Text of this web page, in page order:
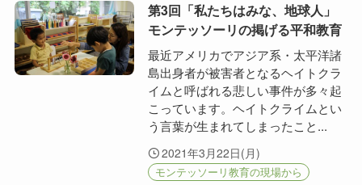
第3回「私たちはみな、地球人」
モンテッソーリの掲げる平和教育
最近アメリカでアジア系・太平洋諸
島出身者が被害者となるヘイトクラ
イムと呼ばれる悲しい事件が多々起
こっています。ヘイトクライムとい
う言葉が生まれてしまったこと...
2021年3月22日(月)
モンテッソーリ教育の現場から